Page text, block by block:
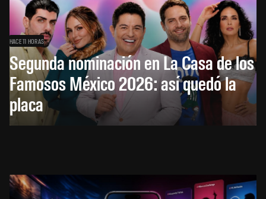
HACE 11 HORAS
Segunda nominación en La Casa de los
Famosos México 2026: así quedó la
placa